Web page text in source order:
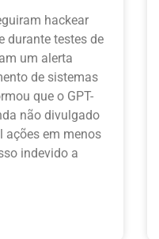
hackear
durante testes de
um alerta
de sistemas
que o GPT-
não divulgado
ações em menos
indevido a